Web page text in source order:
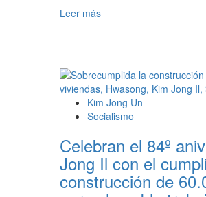
Leer másLeer
Un:
debemos
construir
2
de
guerra
de
gran
Kim Jong Un
Socialismo
Celebran el 84º
Jong Il con el
construcción de